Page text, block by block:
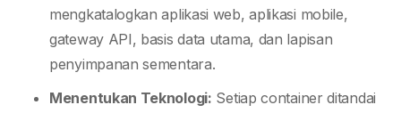
mengkatalogkan aplikasi web, aplikasi mobile,
gateway API, basis data utama, dan lapisan
penyimpanan sementara.
Menentukan Teknologi: Setiap container ditandai